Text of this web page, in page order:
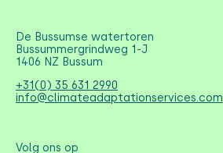
De Bussumse watertoren
Bussummergrindweg 1-J
1406 NZ Bussum
+31(0) 35 631 2990
info@climateadaptationservices.com
Volg ons op